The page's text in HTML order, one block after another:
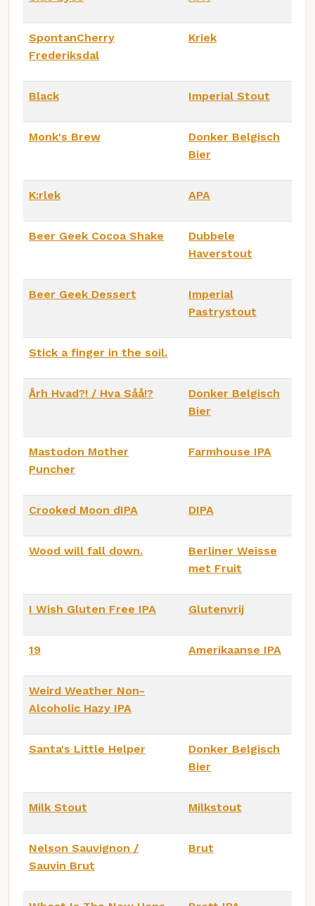
SpontanCherry
Frederiksdal
Kriek
Black Imperial Stout
Monk's Brew
Donker Belgisch
Bier
K:rlek APA
Beer Geek Cocoa Shake
Dubbele
Haverstout
Beer Geek Dessert
Imperial
Pastrystout
Stick a finger in the soil.
Årh Hvad?! / Hva Såå!?
Donker Belgisch
Bier
Mastodon Mother
Puncher
Farmhouse IPA
Crooked Moon dIPA DIPA
Wood will fall down.
Berliner Weisse
met Fruit
I Wish Gluten Free IPA Glutenvrij
19 Amerikaanse IPA
Weird Weather Non-
Alcoholic Hazy IPA
Santa's Little Helper
Donker Belgisch
Bier
Milk Stout Milkstout
Nelson Sauvignon /
Sauvin Brut
Brut